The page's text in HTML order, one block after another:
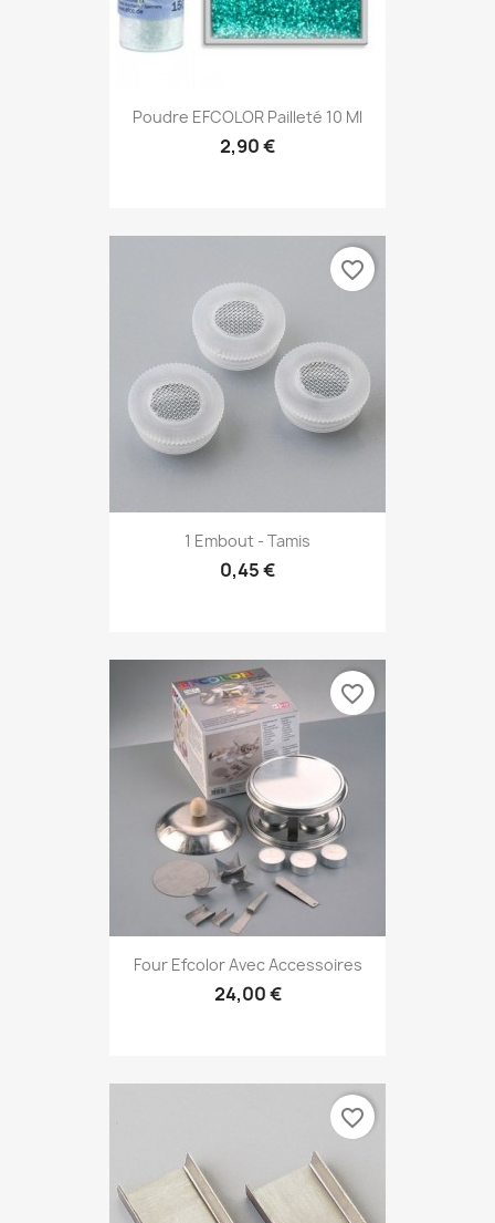
Poudre EFCOLOR Pailleté 10 Ml
2,90 €
1 Embout - Tamis
0,45 €
favorite_border
Four Efcolor Avec Accessoires
24,00 €
favorite_border
favorite_border